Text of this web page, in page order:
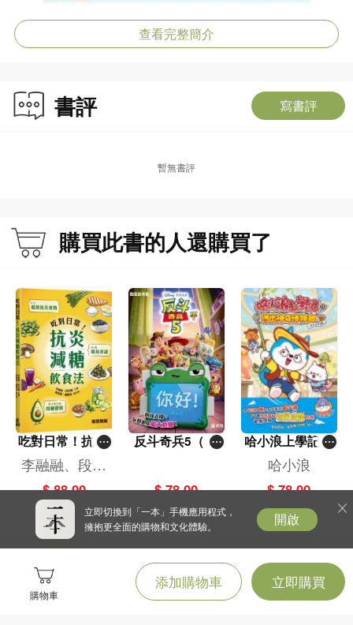
購物車
添加購物車 立即購買
查看完整簡介
書評 寫書評
暫無書評
購買此書的人還購買了
吃對日常！抗炎
減糖飲食法
李融融、段佳
麗,黃梨煜、顧
凱辰
$ 88.00
反斗奇兵5（圖
$ 78.00
哈小浪上學記(1
3)——逃出神奇
博物館
哈小浪
$ 78.00
立即切換到「一本」手機應用程式，
擁抱更全面的購物和文化體驗。
開啟